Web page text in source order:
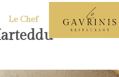
Le Chef